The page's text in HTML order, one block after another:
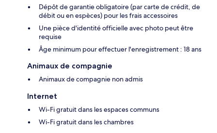
Dépôt de garantie obligatoire (par carte de crédit, de
débit ou en espèces) pour les frais accessoires
Une pièce d'identité officielle avec photo peut être
requise
Âge minimum pour effectuer l'enregistrement : 18 ans
Animaux de compagnie
Animaux de compagnie non admis
Internet
Wi-Fi gratuit dans les espaces communs
Wi-Fi gratuit dans les chambres